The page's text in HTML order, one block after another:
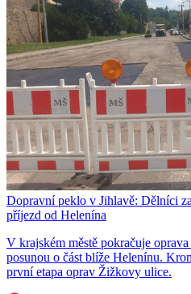
Dopravní peklo v Jihlavě: Dělníci
příjezd od Helenína
V krajském městě pokračuje
posunou o část blíže Helenínu.
první etapa oprav Žižkovy ulice.